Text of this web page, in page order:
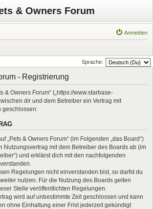
& Owners Forum
Anmelden
Sprache:
- Registrierung
& Owners Forum“ („https://www.starbase-
dir und dem Betreiber ein Vertrag mit
geschlossen:
„Pets & Owners Forum“ (im Folgenden „das Board“)
Nutzungsvertrag mit dem Betreiber des Boards ab (im
und erklärst dich mit den nachfolgenden
Regelungen nicht einverstanden bist, so darfst du
nutzen. Für die Nutzung des Boards gelten
Stelle veröffentlichten Regelungen.
wird auf unbestimmte Zeit geschlossen und kann
ohne Einhaltung einer Frist jederzeit gekündigt